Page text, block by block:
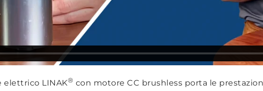
elettrico LINAK® con motore CC brushless porta le